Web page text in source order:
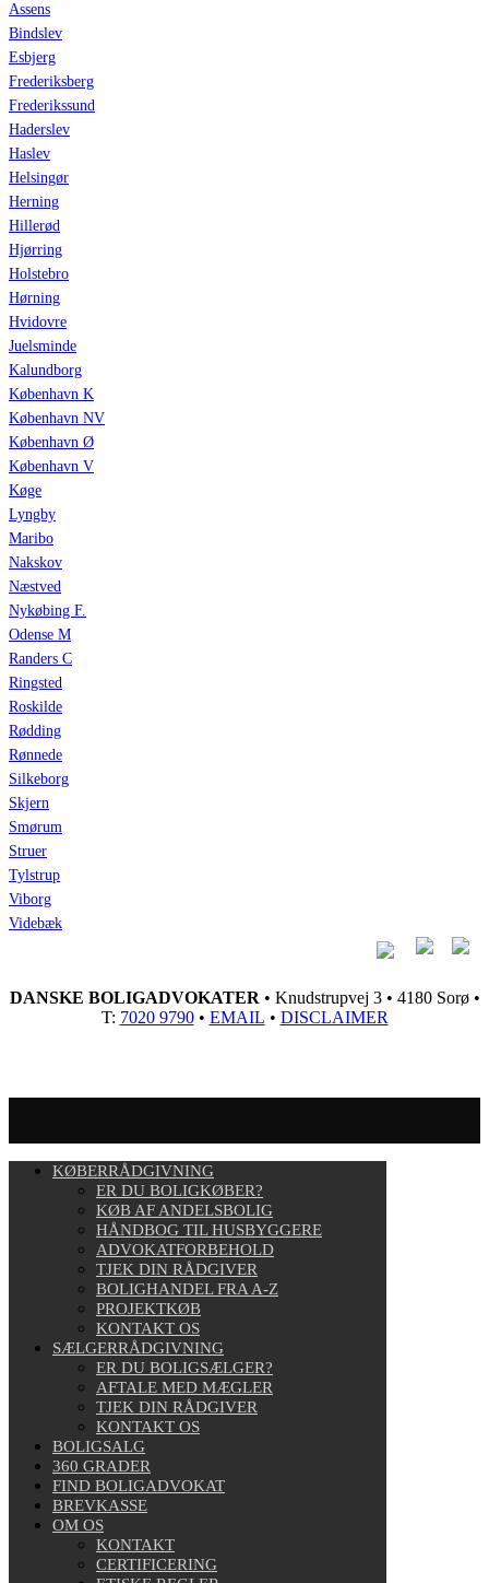
Assens
Bindslev
Esbjerg
Frederiksberg
Frederikssund
Haderslev
Haslev
Helsingør
Herning
Hillerød
Hjørring
Holstebro
Hørning
Hvidovre
Juelsminde
Kalundborg
København K
København NV
København Ø
København V
Køge
Lyngby
Maribo
Nakskov
Næstved
Nykøbing F.
Odense M
Randers C
Ringsted
Roskilde
Rødding
Rønnede
Silkeborg
Skjern
Smørum
Struer
Tylstrup
Viborg
Videbæk
DANSKE BOLIGADVOKATER • Knudstrupvej 3 • 4180 Sorø •
T: 7020 9790• EMAIL • DISCLAIMER
KØBERRÅDGIVNING
ER DU BOLIGKØBER?
KØB AF ANDELSBOLIG
HÅNDBOG TIL HUSBYGGERE
ADVOKATFORBEHOLD
TJEK DIN RÅDGIVER
BOLIGHANDEL FRA A-Z
PROJEKTKØB
KONTAKT OS
SÆLGERRÅDGIVNING
ER DU BOLIGSÆLGER?
AFTALE MED MÆGLER
TJEK DIN RÅDGIVER
KONTAKT OS
BOLIGSALG
360 GRADER
FIND BOLIGADVOKAT
BREVKASSE
OM OS
KONTAKT
CERTIFICERING